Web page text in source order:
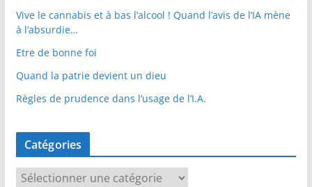
Vive le cannabis et à bas l’alcool ! Quand l’avis de l’IA mène
à l’absurdie…
Etre de bonne foi
Quand la patrie devient un dieu
Règles de prudence dans l’usage de l’I.A.
Catégories